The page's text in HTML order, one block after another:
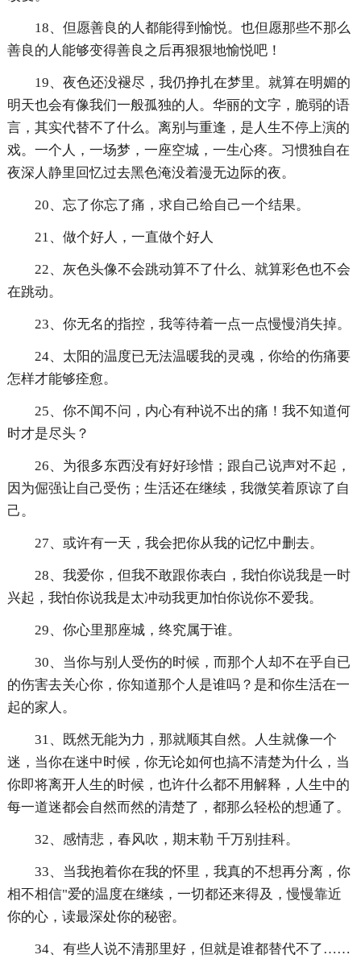
18、但愿善良的人都能得到愉悦。也但愿那些不那么
善良的人能够变得善良之后再狠狠地愉悦吧！
19、夜色还没褪尽，我仍挣扎在梦里。就算在明媚的
明天也会有像我们一般孤独的人。华丽的文字，脆弱的语
言，其实代替不了什么。离别与重逢，是人生不停上演的
戏。一个人，一场梦，一座空城，一生心疼。习惯独自在
夜深人静里回忆过去黑色淹没着漫无边际的夜。
20、忘了你忘了痛，求自己给自己一个结果。
21、做个好人，一直做个好人
22、灰色头像不会跳动算不了什么、就算彩色也不会
在跳动。
23、你无名的指控，我等待着一点一点慢慢消失掉。
24、太阳的温度已无法温暖我的灵魂，你给的伤痛要
怎样才能够痊愈。
25、你不闻不问，内心有种说不出的痛！我不知道何
时才是尽头？
26、为很多东西没有好好珍惜；跟自己说声对不起，
因为倔强让自己受伤；生活还在继续，我微笑着原谅了自
己。
27、或许有一天，我会把你从我的记忆中删去。
28、我爱你，但我不敢跟你表白，我怕你说我是一时
兴起，我怕你说我是太冲动我更加怕你说你不爱我。
29、你心里那座城，终究属于谁。
30、当你与别人受伤的时候，而那个人却不在乎自已
的伤害去关心你，你知道那个人是谁吗？是和你生活在一
起的家人。
31、既然无能为力，那就顺其自然。人生就像一个
迷，当你在迷中时候，你无论如何也搞不清楚为什么，当
你即将离开人生的时候，也许什么都不用解释，人生中的
每一道迷都会自然而然的清楚了，都那么轻松的想通了。
32、感情悲，春风吹，期末勒 千万别挂科。
33、当我抱着你在我的怀里，我真的不想再分离，你
相不相信"爱的温度在继续，一切都还来得及，慢慢靠近
你的心，读最深处你的秘密。
34、有些人说不清那里好，但就是谁都替代不了……